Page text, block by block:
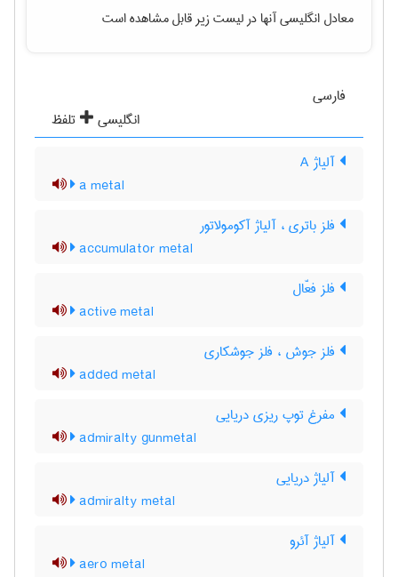
معادل انگلیسی آنها در لیست زیر قابل مشاهده است
فارسی
انگلیسی
تلفظ
آلیاژ A
a metal
فلز باتری ، آلیاژ آکومولاتور
accumulator metal
فلز فعّال
active metal
فلز جوش ، فلز جوشکاری
added metal
مفرغ توپ ریزی دریایی
admiralty gunmetal
آلیاژ دریایی
admiralty metal
آلیاژ آئرو
aero metal